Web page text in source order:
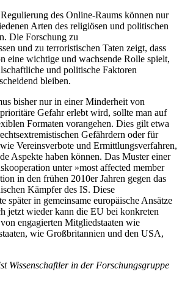
des Online-Raums können nur
Arten des religiösen und politischen
Die Forschung zu
und zu terroristischen Taten zeigt, dass
eine wichtige und wachsende Rolle spielt,
und politische Faktoren
bleiben.
bisher nur in einer Minderheit von
Gefahr erlebt wird, sollte man auf
Formaten vorangehen. Dies gilt etwa
Gefährdern oder für
Vereins­verbote und Ermittlungsverfahren,
Aspekte haben kön­nen. Das Muster einer
unter »most affected member
in den frühen 2010er Jahren gegen das
Kämpfer des IS. Diese
später in gemeinsame europäische Ansätze
jetzt wieder kann die EU bei konkreten
engagierten Mitgliedstaaten wie
wie Großbritannien und den USA,
Wissenschaftler in der Forschungsgruppe